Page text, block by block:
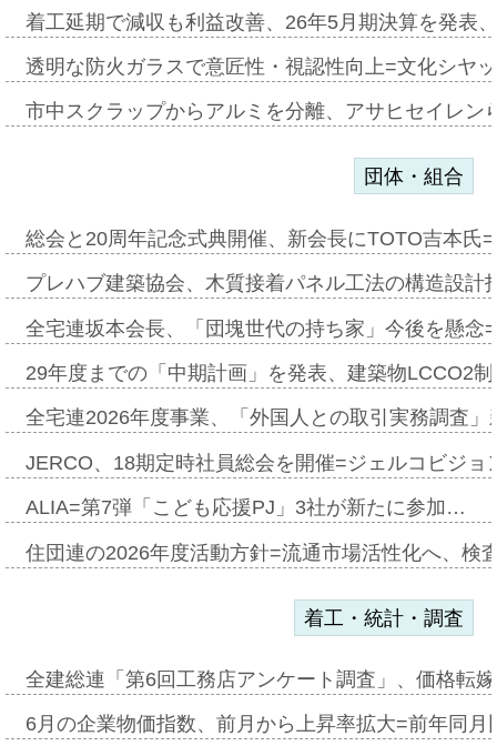
着工延期で減収も利益改善、26年5月期決算を発表
透明な防火ガラスで意匠性・視認性向上=文化シヤ
市中スクラップからアルミを分離、アサヒセイレ
団体・組合
総会と20周年記念式典開催、新会長にTOTO吉本氏
プレハブ建築協会、木質接着パネル工法の構造設
全宅連坂本会長、「団塊世代の持ち家」今後を懸
29年度までの「中期計画」を発表、建築物LCCO2
全宅連2026年度事業、「外国人との取引実務調査
JERCO、18期定時社員総会を開催=ジェルコビジ
ALIA=第7弾「こども応援PJ」3社が新たに参加…
住団連の2026年度活動方針=流通市場活性化へ、検
着工・統計・調査
全建総連「第6回工務店アンケート調査」、価格転
6月の企業物価指数、前月から上昇率拡大=前年同